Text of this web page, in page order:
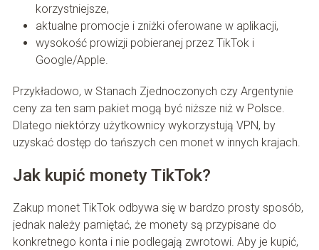
korzystniejsze,
aktualne promocje i zniżki oferowane w aplikacji,
wysokość prowizji pobieranej przez TikTok i
Google/Apple.
Przykładowo, w Stanach Zjednoczonych czy Argentynie
ceny za ten sam pakiet mogą być niższe niż w Polsce.
Dlatego niektórzy użytkownicy wykorzystują VPN, by
uzyskać dostęp do tańszych cen monet w innych krajach.
Jak kupić monety TikTok?
Zakup monet TikTok odbywa się w bardzo prosty sposób,
jednak należy pamiętać, że monety są przypisane do
konkretnego konta i nie podlegają zwrotowi. Aby je kupić,